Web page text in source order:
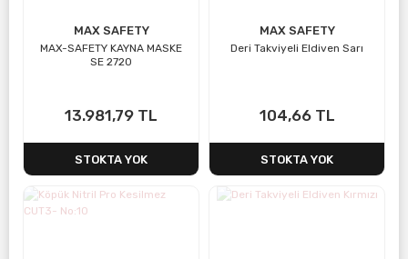
MAX SAFETY
MAX-SAFETY KAYNA MASKE
SE 2720
13.981,79 TL
STOKTA YOK
MAX SAFETY
Deri Takviyeli Eldiven Sarı
104,66 TL
STOKTA YOK